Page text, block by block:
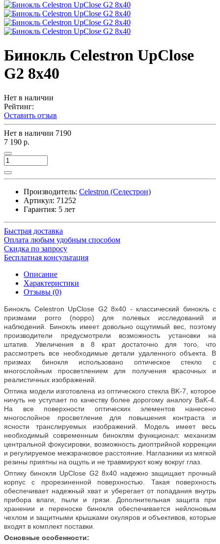
Бинокль Celestron UpClosе
G2 8x40
Нет в наличии
Рейтинг:
Оставить отзыв
Нет в наличии 7190
7 190 р.
Производитель: Celestron (Селестрон)
Артикул: 71252
Гарантия: 5 лет
Быстрая доставка
Оплата любым удобным способом
Скидка по запросу
Бесплатная консультация
Описание
Характеристики
Отзывы (0)
Бинокль Celestron UpClosе G2 8x40 - классический бинокль с
призмами porro (порро) для полевых исследований и
наблюдений. Бинокль имеет довольно ощутимый вес, поэтому
производители предусмотрели возможность установки на
штатив. Увеличения в 8 крат достаточно для того, что
рассмотреть все необходимые детали удаленного объекта. В
призмах бинокля использовано оптическое стекло с
многослойным просветлением для получения красочных и
реалистичных изображений.
Оптика модели изготовлена из оптического стекла BK-7, которое
ничуть не уступает по качеству более дорогому аналогу BaK-4.
На все поверхности оптических элементов нанесено
многослойное просветление для повышения контраста и
ясности транслируемых изображений. Модель имеет весь
необходимый современным биноклям функционал: механизм
центральной фокусировки, возможность диоптрийной коррекции
и регулируемое межзрачковое расстояние. Наглазники из мягкой
резины приятны на ощупь и не травмируют кожу вокруг глаз.
Оптику бинокля UpClosе G2 8x40 надежно защищает прочный
корпус с прорезиненной поверхностью. Такая поверхность
обеспечивает надежный хват и уберегает от попадания внутрь
прибора влаги, пыли и грязи. Дополнительная защита при
хранении и переноске бинокля обеспечивается нейлоновым
чехлом и защитными крышками окуляров и объективов, которые
входят в комплект поставки.
Основные особенности: